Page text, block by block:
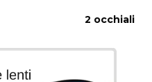
2 occhiali